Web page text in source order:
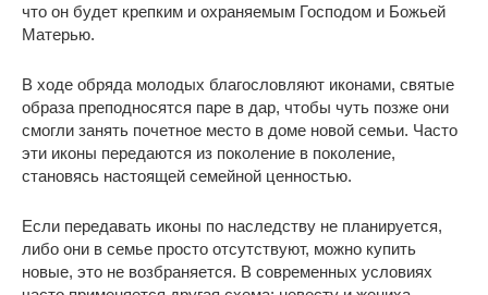
что он будет крепким и охраняемым Господом и Божьей
Матерью.
В ходе обряда молодых благословляют иконами, святые
образа преподносятся паре в дар, чтобы чуть позже они
смогли занять почетное место в доме новой семьи. Часто
эти иконы передаются из поколение в поколение,
становясь настоящей семейной ценностью.
Если передавать иконы по наследству не планируется,
либо они в семье просто отсутствуют, можно купить
новые, это не возбраняется. В современных условиях